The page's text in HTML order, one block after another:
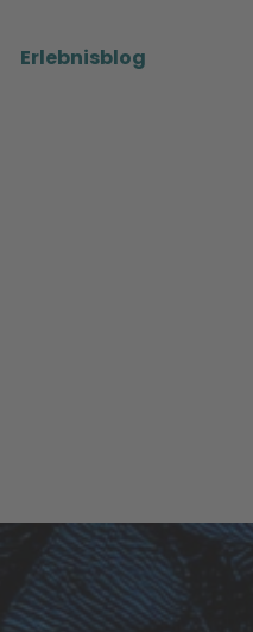
Erlebnisblog